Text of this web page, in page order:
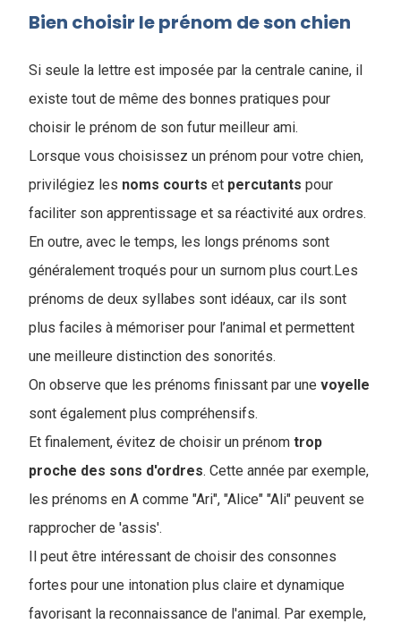
Bien choisir le prénom de son chien
Si seule la lettre est imposée par la centrale canine, il
existe tout de même des bonnes pratiques pour
choisir le prénom de son futur meilleur ami.
Lorsque vous choisissez un prénom pour votre chien,
privilégiez les noms courts et percutants pour
faciliter son apprentissage et sa réactivité aux ordres.
En outre, avec le temps, les longs prénoms sont
généralement troqués pour un surnom plus court.Les
prénoms de deux syllabes sont idéaux, car ils sont
plus faciles à mémoriser pour l’animal et permettent
une meilleure distinction des sonorités.
On observe que les prénoms finissant par une voyelle
sont également plus compréhensifs.
Et finalement, évitez de choisir un prénom trop
proche des sons d'ordres. Cette année par exemple,
les prénoms en A comme "Ari", "Alice" "Ali" peuvent se
rapprocher de 'assis'.
Il peut être intéressant de choisir des consonnes
fortes pour une intonation plus claire et dynamique
favorisant la reconnaissance de l'animal. Par exemple,